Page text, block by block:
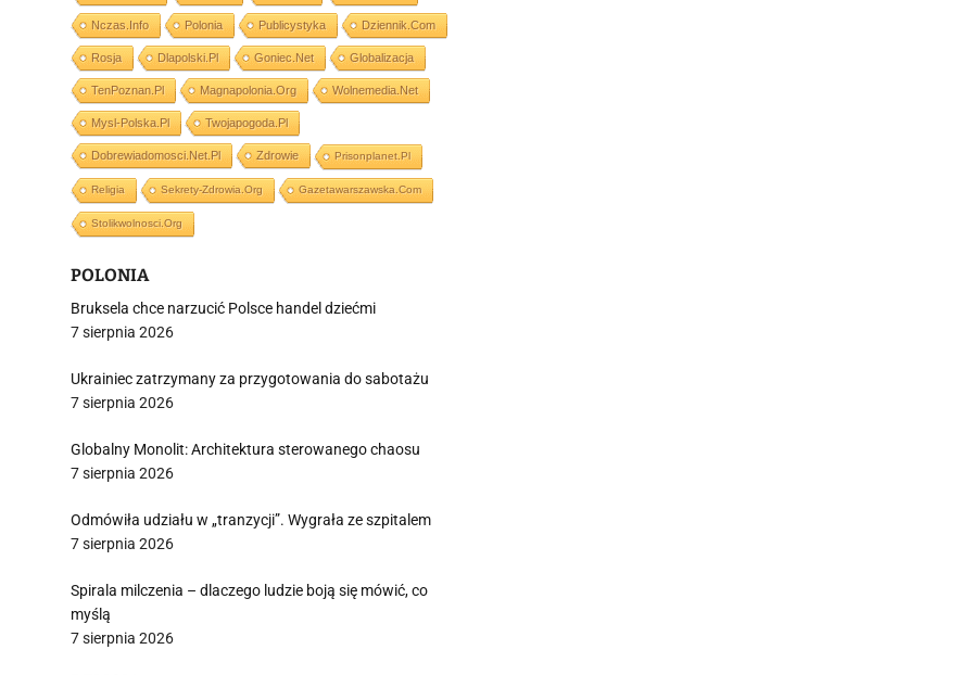
Nczas.info Polonia Publicystyka Dziennik.com
Rosja Dlapolski.pl Goniec.net Globalizacja
TenPoznan.pl Magnapolonia.org Wolnemedia.net
Mysl-Polska.pl Twojapogoda.pl
Dobrewiadomosci.net.pl Zdrowie Prisonplanet.pl
Religia Sekrety-Zdrowia.org Gazetawarszawska.com
Stolikwolnosci.org
POLONIA
Bruksela chce narzucić Polsce handel dziećmi
7 sierpnia 2026
Ukrainiec zatrzymany za przygotowania do sabotażu
7 sierpnia 2026
Globalny Monolit: Architektura sterowanego chaosu
7 sierpnia 2026
Odmówiła udziału w „tranzycji”. Wygrała ze szpitalem
7 sierpnia 2026
Spirala milczenia – dlaczego ludzie boją się mówić, co
myślą
7 sierpnia 2026